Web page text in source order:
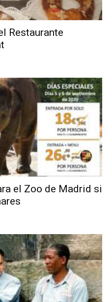
Restaurante
el Zoo de Madrid si